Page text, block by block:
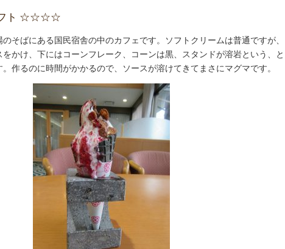
フト ☆☆☆☆
そばにある国民宿舎の中のカフェです。ソフトクリームは普通ですが、
かけ、下にはコーンフレーク、コーンは黒、スタンドが溶岩という、と
作るのに時間がかかるので、ソースが溶けてきてまさにマグマです。